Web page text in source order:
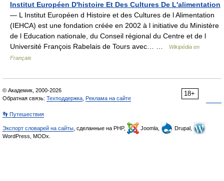
Institut Européen D'histoire Et Des Cultures De L'alimentation
— L Institut Européen d Histoire et des Cultures de l Alimentation
(IEHCA) est une fondation créée en 2002 à l initiative du Ministère
de l Education nationale, du Conseil régional du Centre et de l
Université François Rabelais de Tours avec… …
Wikipédia en
Français
18+
© Академик, 2000-2026
Обратная связь: Техподдержка Реклама на сайте
👣 Путешествия
Экспорт словарей на сайты , сделанные на PHP, Joomla,
Drupal,
WordPress, MODx.